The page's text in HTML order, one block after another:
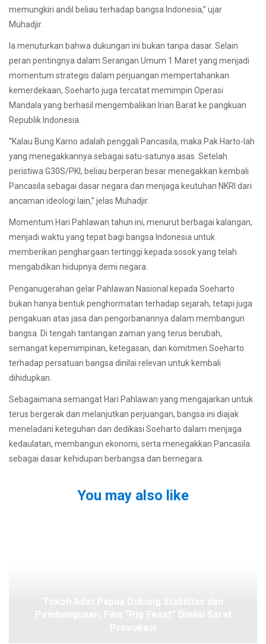
memungkiri andil beliau terhadap bangsa Indonesia,” ujar
Muhadjir.
Ia menuturkan bahwa dukungan ini bukan tanpa dasar. Selain
peran pentingnya dalam Serangan Umum 1 Maret yang menjadi
momentum strategis dalam perjuangan mempertahankan
kemerdekaan, Soeharto juga tercatat memimpin Operasi
Mandala yang berhasil mengembalikan Irian Barat ke pangkuan
Republik Indonesia.
“Kalau Bung Karno adalah penggali Pancasila, maka Pak Harto-lah
yang menegakkannya sebagai satu-satunya asas. Setelah
peristiwa G30S/PKI, beliau berperan besar menegakkan kembali
Pancasila sebagai dasar negara dan menjaga keutuhan NKRI dari
ancaman ideologi lain,” jelas Muhadjir.
Momentum Hari Pahlawan tahun ini, menurut berbagai kalangan,
menjadi waktu yang tepat bagi bangsa Indonesia untuk
memberikan penghargaan tertinggi kepada sosok yang telah
mengabdikan hidupnya demi negara.
Penganugerahan gelar Pahlawan Nasional kepada Soeharto
bukan hanya bentuk penghormatan terhadap sejarah, tetapi juga
pengakuan atas jasa dan pengorbanannya dalam membangun
bangsa. Di tengah tantangan zaman yang terus berubah,
semangat kepemimpinan, ketegasan, dan komitmen Soeharto
terhadap persatuan bangsa dinilai relevan untuk kembali
dihidupkan.
Sebagaimana semangat Hari Pahlawan yang mengajarkan untuk
terus bergerak dan melanjutkan perjuangan, bangsa ini diajak
meneladani keteguhan dan dedikasi Soeharto dalam menjaga
kedaulatan, membangun ekonomi, serta menegakkan Pancasila
sebagai dasar kehidupan berbangsa dan bernegara.
You may also like